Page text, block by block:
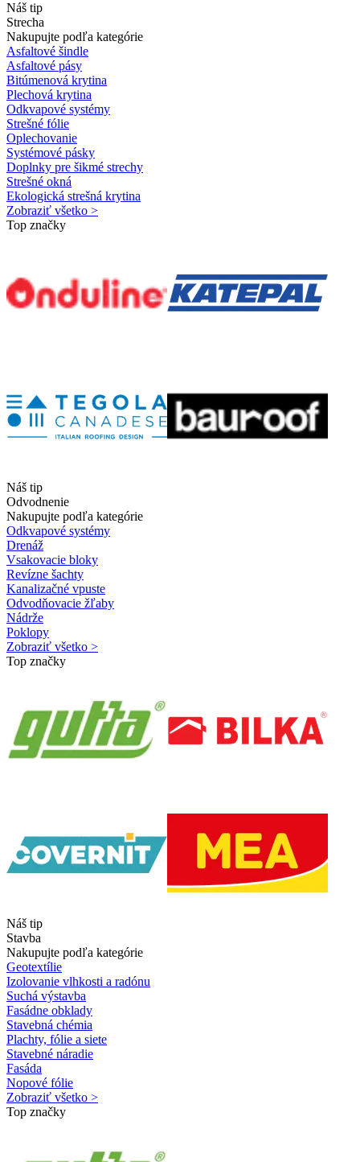
Náš tip
Strecha
Nakupujte podľa kategórie
Asfaltové šindle
Asfaltové pásy
Bitúmenová krytina
Plechová krytina
Odkvapové systémy
Strešné fólie
Oplechovanie
Systémové pásky
Doplnky pre šikmé strechy
Strešné okná
Ekologická strešná krytina
Zobraziť všetko >
Top značky
Náš tip
Odvodnenie
Nakupujte podľa kategórie
Odkvapové systémy
Drenáž
Vsakovacie bloky
Revízne šachty
Kanalizačné vpuste
Odvodňovacie žľaby
Nádrže
Poklopy
Zobraziť všetko >
Top značky
Náš tip
Stavba
Nakupujte podľa kategórie
Geotextílie
Izolovanie vlhkosti a radónu
Suchá výstavba
Fasádne obklady
Stavebná chémia
Plachty, fólie a siete
Stavebné náradie
Fasáda
Nopové fólie
Zobraziť všetko >
Top značky